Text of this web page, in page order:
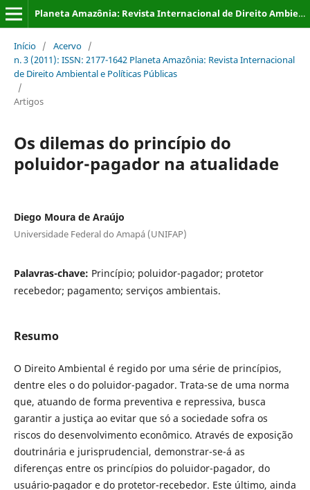
Planeta Amazônia: Revista Internacional de Direito Ambiental e Políticas Públicas
Início / Acervo /
n. 3 (2011): ISSN: 2177-1642 Planeta Amazônia: Revista Internacional
de Direito Ambiental e Políticas Públicas
/
Artigos
Os dilemas do princípio do
poluidor-pagador na atualidade
Diego Moura de Araújo
Universidade Federal do Amapá (UNIFAP)
Palavras-chave: Princípio; poluidor-pagador; protetor
recebedor; pagamento; serviços ambientais.
Resumo
O Direito Ambiental é regido por uma série de princípios,
dentre eles o do poluidor-pagador. Trata-se de uma norma
que, atuando de forma preventiva e repressiva, busca
garantir a justiça ao evitar que só a sociedade sofra os
riscos do desenvolvimento econômico. Através de exposição
doutrinária e jurisprudencial, demonstrar-se-á as
diferenças entre os princípios do poluidor-pagador, do
usuário-pagador e do protetor-recebedor. Este último, ainda